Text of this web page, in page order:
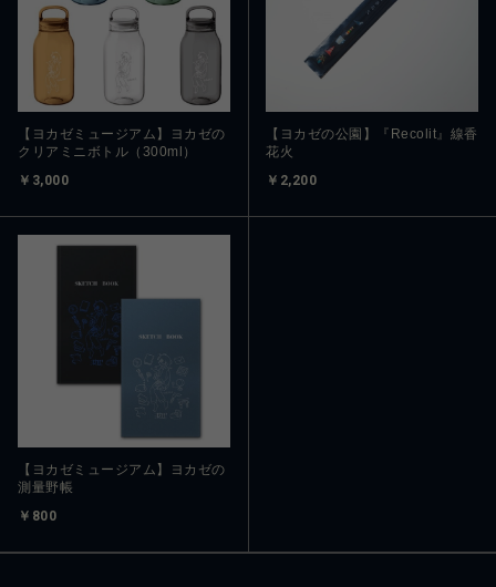
【ヨカゼミュージアム】ヨカゼの
クリアミニボトル（300ml）
￥3,000
【ヨカゼの公園】『Recolit』線香
花火
￥2,200
【ヨカゼミュージアム】ヨカゼの
測量野帳
￥800